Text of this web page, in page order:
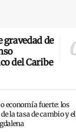
gravedad de
del Caribe
economía fuerte: los
la tasa de cambio y el